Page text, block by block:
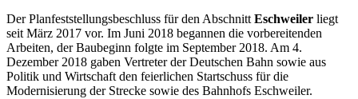
Der Planfeststellungsbeschluss für den AbschnittEschweiler liegt
seit März 2017 vor. Im Juni 2018 begannen die vorbereitenden
Arbeiten, der Baubeginn folgte im September 2018. Am 4.
Dezember 2018 gaben Vertreter der Deutschen Bahn sowie aus
Politik und Wirtschaft den feierlichen Startschuss für die
Modernisierung der Strecke sowie des Bahnhofs Eschweiler.